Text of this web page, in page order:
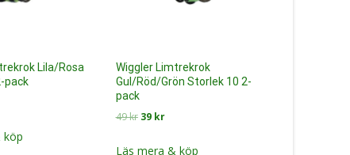
Lila/Rosa
pack
köp
Wiggler Limtrekrok
Gul/Röd/Grön Storlek 10 2-
pack
49kr Det
priset
39 krDet
priset
Läs mera & köp